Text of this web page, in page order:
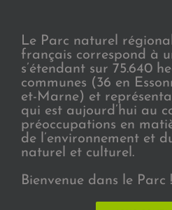
Le Parc naturel
français correspond à
s’étendant sur 75.640
communes (36 en
et-Marne) et
qui est aujourd’hui au
préoccupations en
de l’environnement et
naturel et culturel.
Bienvenue dans le Parc !